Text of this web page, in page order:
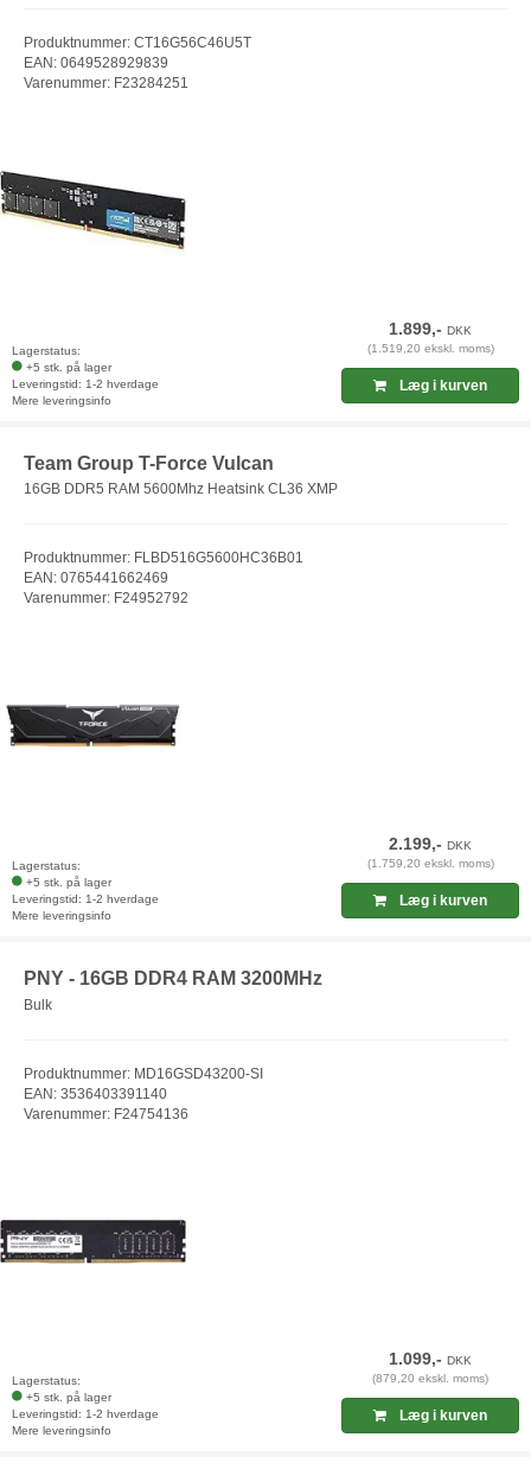
Produktnummer: CT16G56C46U5T
EAN: 0649528929839
Varenummer: F23284251
Lagerstatus:
+5 stk. på lager
Leveringstid: 1-2 hverdage
Mere leveringsinfo
1.899,-DKK
(1.519,20 ekskl. moms)
Læg i kurven
Team Group T-Force Vulcan
16GB DDR5 RAM 5600Mhz Heatsink CL36 XMP
Produktnummer: FLBD516G5600HC36B01
EAN: 0765441662469
Varenummer: F24952792
Lagerstatus:
+5 stk. på lager
Leveringstid: 1-2 hverdage
Mere leveringsinfo
2.199,-DKK
(1.759,20 ekskl. moms)
Læg i kurven
PNY - 16GB DDR4 RAM 3200MHz
Bulk
Produktnummer: MD16GSD43200-SI
EAN: 3536403391140
Varenummer: F24754136
Lagerstatus:
+5 stk. på lager
Leveringstid: 1-2 hverdage
Mere leveringsinfo
1.099,-DKK
(879,20 ekskl. moms)
Læg i kurven